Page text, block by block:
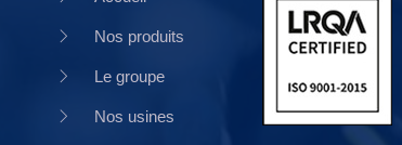
Nos produits
Le groupe
Nos usines